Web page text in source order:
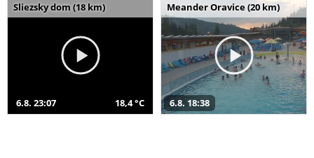
Sliezsky dom (18 km)
6.8. 23:07 18,4 °C
Meander Oravice (20 km)
6.8. 18:38